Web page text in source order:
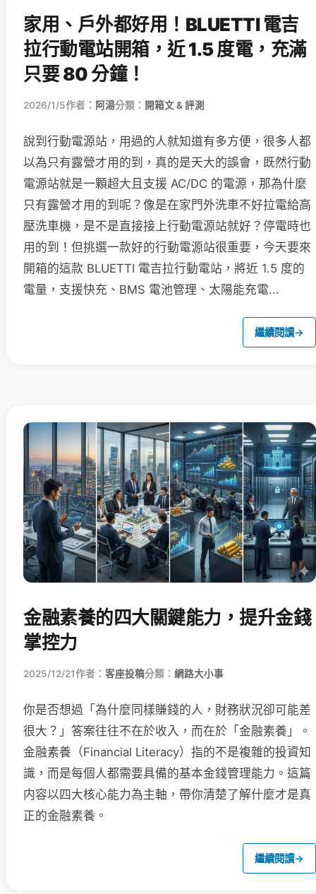
家用、戶外都好用！BLUETTI 電吉
拉行動電站開箱，近 1.5 度電，充滿
只要 80 分鐘！
2026/1/5作者： 阿湯分類： 開箱文 & 評測
說到行動電源站，用過的人就知道有多方便，很多人都
以為只有露營才用的到，真的是天大的誤會，既然行動
電源站就是一顆超大且支援 AC/DC 的電源，那為什麼
只有露營才用的到呢？像是在家門外洗車不好拉電給高
壓洗車機，是不是直接接上行動電源站就好？停電時也
用的到！但挑選一款好的行動電源站很重要，今天要來
開箱的這款 BLUETTI 電吉拉行動電站，將近 1.5 度的
電量，支援快充、BMS 電池管理、太陽能充電...
繼續閱讀→
金融素養的四大關鍵能力，提升金錢
掌控力
2025/12/21作者： 客座投稿分類： 網路大小事
你是否想過「為什麼同樣賺錢的人，財務狀況卻可能差
很大？」答案往往不在於收入，而在於「金融素養」。
金融素養（Financial Literacy）指的不是複雜的投資知
識，而是每個人都需要具備的基本金錢管理能力。這篇
内容以四大核心能力為主軸，帶你清楚了解什麼才是真
正的金融素養。
繼續閱讀→